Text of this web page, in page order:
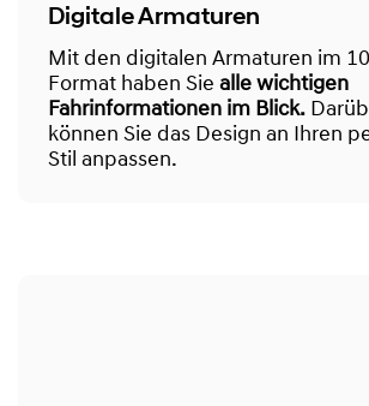
Digitale Armaturen
Mit den digitalen Armaturen im
Format haben Sie alle wichtigen
Fahrinformationen im Blick.
können Sie das Design an Ihren
Stil anpassen.